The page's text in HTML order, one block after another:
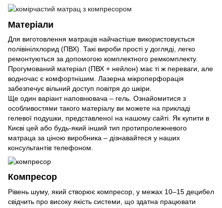
Матеріали
Для виготовлення матраців найчастіше використовується
полівінілхлорид (ПВХ). Такі вироби прості у догляді, легко
ремонтуються за допомогою комплектного ремкомплекту.
Прогумований матеріал (ПВХ + нейлон) має ті ж переваги, але
водночас є комфортнішим. Лазерна мікроперфорація
забезпечує вільний доступ повітря до шкіри.
Ще один варіант наповнювача – гель. Ознайомитися з
особливостями такого матеріалу ви можете на прикладі
гелевої подушки, представленої на нашому сайті. Як купити в
Києві цей або будь-який інший тип протипролежневого
матраца за ціною виробника – дізнавайтеся у наших
консультантів телефоном.
Компресор
Рівень шуму, який створює компресор, у межах 10–15 децибел
свідчить про високу якість системи, що здатна працювати